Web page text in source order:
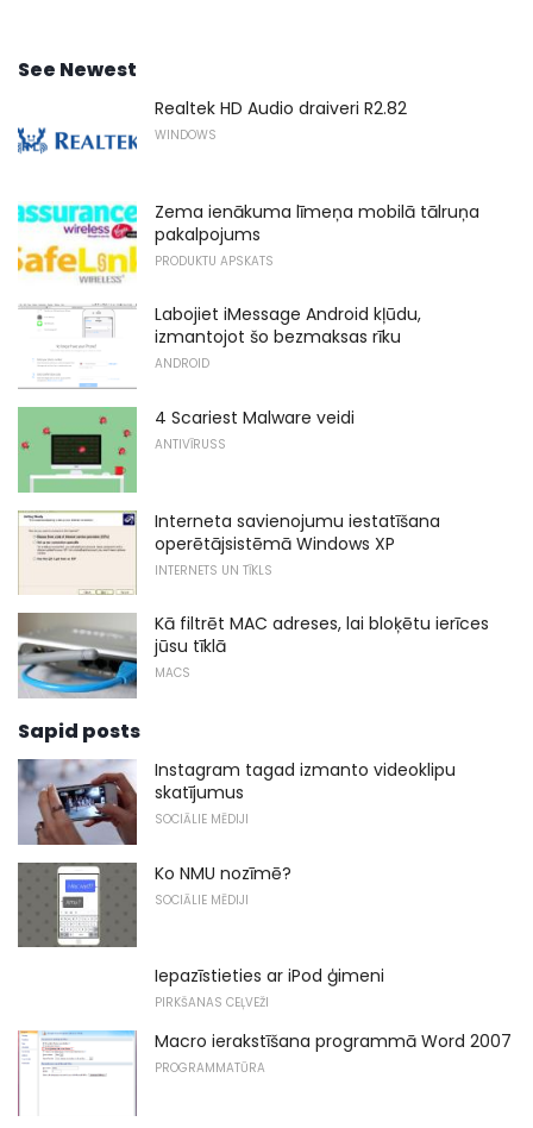
See Newest
Realtek HD Audio draiveri R2.82
WINDOWS
Zema ienākuma līmeņa mobilā tālruņa
pakalpojums
PRODUKTU APSKATS
Labojiet iMessage Android kļūdu,
izmantojot šo bezmaksas rīku
ANDROID
4 Scariest Malware veidi
ANTIVĪRUSS
Interneta savienojumu iestatīšana
operētājsistēmā Windows XP
INTERNETS UN TĪKLS
Kā filtrēt MAC adreses, lai bloķētu ierīces
jūsu tīklā
MACS
Sapid posts
Instagram tagad izmanto videoklipu
skatījumus
SOCIĀLIE MĒDIJI
Ko NMU nozīmē?
SOCIĀLIE MĒDIJI
Iepazīstieties ar iPod ģimeni
PIRKŠANAS CEĻVEŽI
Macro ierakstīšana programmā Word 2007
PROGRAMMATŪRA